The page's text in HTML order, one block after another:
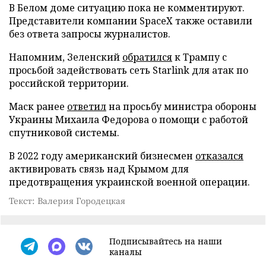
В Белом доме ситуацию пока не комментируют.
Представители компании SpaceX также оставили
без ответа запросы журналистов.
Напомним, Зеленский обратилсяк Трампу с
просьбой задействовать сеть Starlink для атак по
российской территории.
Маск ранее ответилна просьбу министра обороны
Украины Михаила Федорова о помощи с работой
спутниковой системы.
В 2022 году американский бизнесмен отказался
активировать связь над Крымом для
предотвращения украинской военной операции.
Текст: Валерия Городецкая
Подписывайтесь на наши
каналы